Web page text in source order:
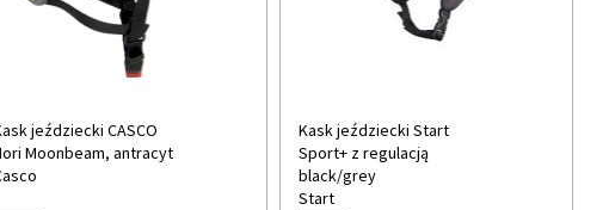
jeździecki CASCO
Moonbeam, antracyt
Kask jeździecki Start
Sport+ z regulacją
black/grey
Start